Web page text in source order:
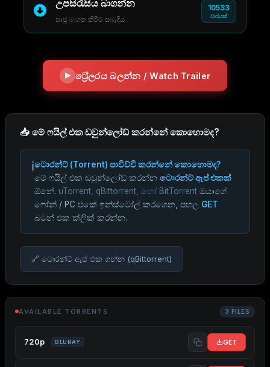
උපසිරැසිය බාගන්න
සෘජු බාගත කිරීම් සබැඳිය
10533
වාරයක්
ට්‍රේලරය බලන්න / Watch Trailer
📥 මේ ෆයිල් එක ඩවුන්ලෝඩ් කරන්නේ කොහොමද?
ℹ️ටොරන්ට් (Torrent) පාවිච්චි කරන්නේ කොහොමද?
මේ ෆයිල් එක ඩවුන්ලෝඩ් කරන්න ටොරන්ට් ඇප් එකක්
ඕනේ. uTorrent, qBittorrent, හෝ BitTorrentඔයාගේ
ෆෝන් / PC එකේ ඉන්ස්ටෝල් කරගෙන, පහල GET
බටන් එක ක්ලික් කරන්න.
🔗 ටොරන්ට් ඇප් එක ගන්න (qBittorrent)
AVAILABLE TORRENTS 3 FILES
720p BLURAY GET